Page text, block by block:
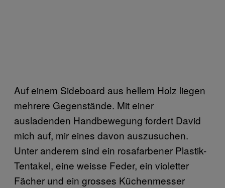
Auf einem Sideboard aus hellem Holz liegen
mehrere Gegenstände. Mit einer
ausladenden Handbewegung fordert David
mich auf, mir eines davon auszusuchen.
Unter anderem sind ein rosafarbener Plastik-
Tentakel, eine weisse Feder, ein violetter
Fächer und ein grosses Küchenmesser